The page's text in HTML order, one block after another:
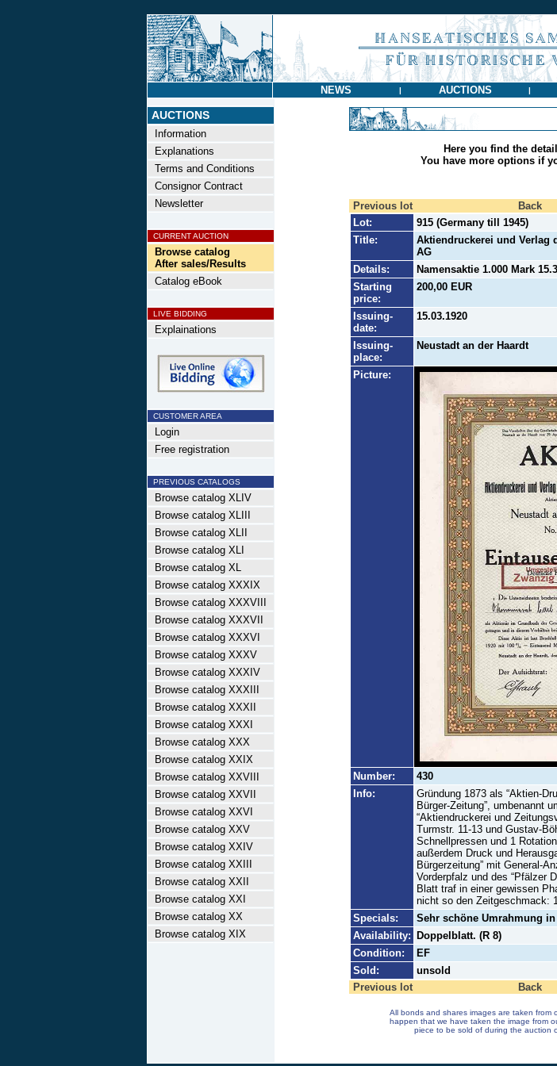
NEWS | AUCTIONS |
AUCTIONS
Information
Explanations
Terms and Conditions
Consignor Contract
Newsletter
CURRENT AUCTION
Browse catalog
After sales/Results
Catalog eBook
LIVE BIDDING
Explainations
CUSTOMER AREA
Login
Free registration
PREVIOUS CATALOGS
Browse catalog XLIV
Browse catalog XLIII
Browse catalog XLII
Browse catalog XLI
Browse catalog XL
Browse catalog XXXIX
Browse catalog XXXVIII
Browse catalog XXXVII
Browse catalog XXXVI
Browse catalog XXXV
Browse catalog XXXIV
Browse catalog XXXIII
Browse catalog XXXII
Browse catalog XXXI
Browse catalog XXX
Browse catalog XXIX
Browse catalog XXVIII
Browse catalog XXVII
Browse catalog XXVI
Browse catalog XXV
Browse catalog XXIV
Browse catalog XXIII
Browse catalog XXII
Browse catalog XXI
Browse catalog XX
Browse catalog XIX
Here you find the
You have more options if
Previous lot Back
Lot:
915 (Germany till 1945)
Title:
Aktiendruckerei und Verlag
AG
Details:
Namensaktie 1.000 Mark
Starting
price:
200,00 EUR
Issuing-
date:
15.03.1920
Issuing-
place:
Neustadt an der Haardt
Picture:
Number:
430
Info:
Gründung 1873 als “Aktien-
Bürger-Zeitung”, umbenannt
“Aktiendruckerei und
Turmstr. 11-13 und Gustav-
Schnellpressen und 1
außerdem Druck und
Bürgerzeitung” mit General-
Vorderpfalz und des “Pfälzer
Blatt traf in einer gewissen
nicht so den Zeitgeschmack:
Specials:
Sehr schöne Umrahmung
Availability:
Doppelblatt. (R 8)
Condition:
EF
Sold:
unsold
Previous lot
Back
All bonds and shares images are taken from
happen that we have taken the image from
piece to be sold of during the auction